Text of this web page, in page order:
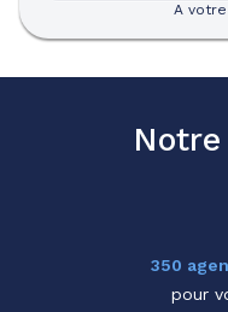
A
350
pour